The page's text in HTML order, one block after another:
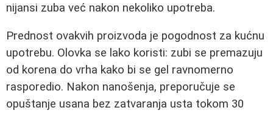
nijansi zuba već nakon nekoliko upotreba.
Prednost ovakvih proizvoda je pogodnost za kućnu
upotrebu. Olovka se lako koristi: zubi se premazuju
od korena do vrha kako bi se gel ravnomerno
rasporedio. Nakon nanošenja, preporučuje se
opuštanje usana bez zatvaranja usta tokom 30